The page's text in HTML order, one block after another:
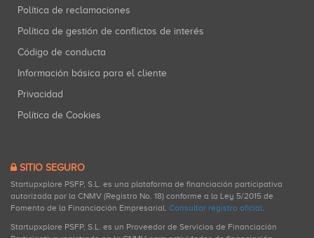
Política de reclamaciones
Política de gestión de conflictos de interés
Código de conducta
Información básica para el cliente
Privacidad
Política de Cookies
SITIO SEGURO
Startupxplore PSFP, S.L. es una plataforma de financiación participativa
autorizada por la CNMV (Registro No. 18) conforme a la Ley 5/2015 de
Fomento de la Financiación Empresarial. Consultar registro oficial.
Startupxplore PSFP, S.L. es un Proveedor de Servicios de Financiación